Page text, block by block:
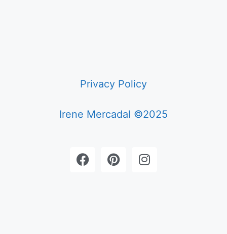
Privacy Policy
Irene Mercadal ©2025